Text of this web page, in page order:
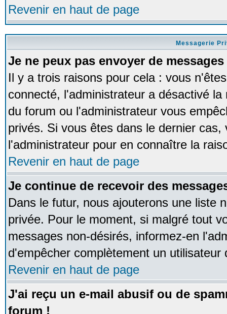
Revenir en haut de page
Messagerie
Je ne peux pas envoyer de
Il y a trois raisons pour cela : vous
connecté, l'administrateur a désactivé
du forum ou l'administrateur vous
privés. Si vous êtes dans le dernier
l'administrateur pour en connaître la
Revenir en haut de page
Je continue de recevoir des
Dans le futur, nous ajouterons une liste
privée. Pour le moment, si malgré tout
messages non-désirés, informez-en
d'empêcher complètement un
Revenir en haut de page
J'ai reçu un e-mail abusif ou de
forum !